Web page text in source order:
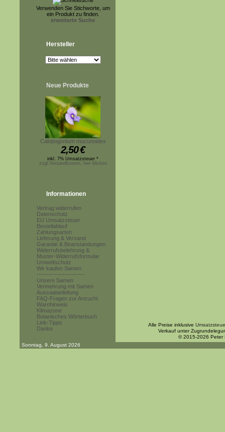
Verwenden Sie Stichworte, um
ein Produkt zu finden.
erweiterte Suche
Hersteller
Neue Produkte
Calopogonium mucunoides
2,50€
inkl. 7% Umsatzsteuer *
zzgl.Versandkosten, hier klicken
Informationen
Vertrag widerrufen
Datenschutz
EU Umsatzsteuer
Bestellablauf
Zahlungsarten
Lieferung & Versand
Garantie & Beanstandungen
Widerrufsbelehrung &
Muster-Widerrufsformular
Umweltschutz
Wir kaufen Samen
------------------------
Unsere Samen
Vermehrung mit Samen
Aussaatanleitung
FAQ-Fragen zur Anzucht
Warnhinweis
Klimazone
Botanisches Wörterbuch
Link-Tipps
Danke
Alle Preise inklusive
Verkauf unter
© 2015-2026 Peter
Sonntag, 9. August 2026